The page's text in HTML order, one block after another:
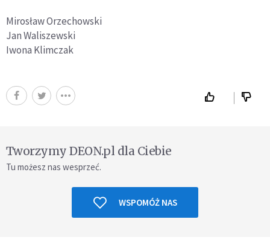
Mirosław Orzechowski
Jan Waliszewski
Iwona Klimczak
Tworzymy DEON.pl dla Ciebie
Tu możesz nas wesprzeć.
WSPOMÓŻ NAS